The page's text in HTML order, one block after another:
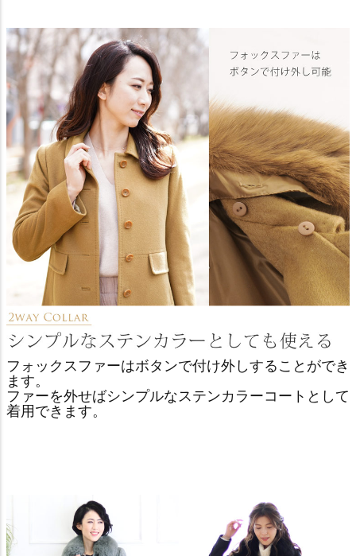
フォックスファーはボタンで付け外しすることができ
ます。
ファーを外せばシンプルなステンカラーコートとして
着用できます。